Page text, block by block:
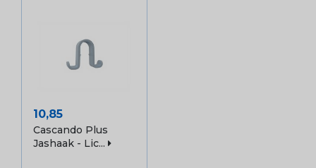
Prijs
10,85
Cascando Plus
Jashaak - Lic...